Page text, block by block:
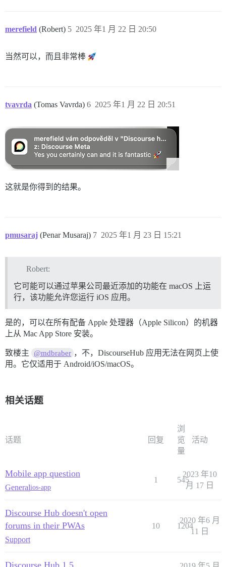
merefield (Robert) 2025 年1 月 22 日 20:50
5
当然可以，而且非常棒
tvavrda (Tomas Vavrda) 2025 年1 月 22 日 20:51
6
这就是你得到的结果。
pmusaraj (Penar Musaraj) 2025 年1 月 23 日 15:21
7
Robert:
它可能可以通过苹果公司最近添加的功能在 macOS 上运
行，该功能允许您运行 iOS 应用。
是的，可以在所有配备 Apple 处理器（Apple Silicon）的机器
上从 Mac App Store 安装。
致楼主 @mdbraber ，不，DiscourseHub 应用无法在网页上使
用。它仅适用于 Android/iOS/macOS。
相关话题
话题 回复
浏
览
量
活动
Mobile app question
Generalios-app
1 545
2023 年10
月 17 日
Discourse Hub doesn't open
forums in their PWAs
Support
10 1204
2020 年6 月
11 日
Discourse Hub 1.5